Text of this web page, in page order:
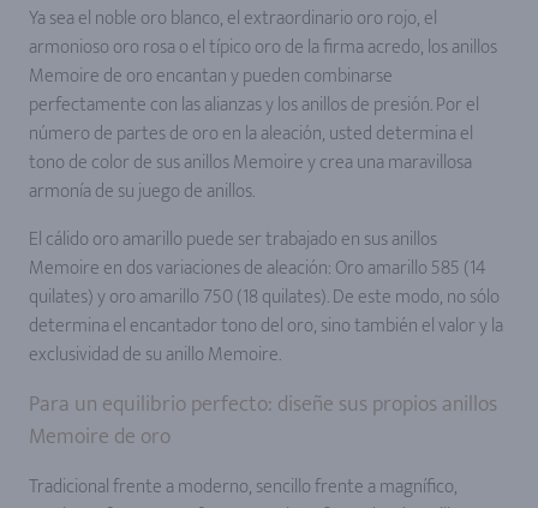
Ya sea el noble oro blanco, el extraordinario oro rojo, el
armonioso oro rosa o el típico oro de la firma acredo, los anillos
Memoire de oro encantan y pueden combinarse
perfectamente con las alianzas y los anillos de presión. Por el
número de partes de oro en la aleación, usted determina el
tono de color de sus anillos Memoire y crea una maravillosa
armonía de su juego de anillos.
El cálido oro amarillo puede ser trabajado en sus anillos
Memoire en dos variaciones de aleación: Oro amarillo 585 (14
quilates) y oro amarillo 750 (18 quilates). De este modo, no sólo
determina el encantador tono del oro, sino también el valor y la
exclusividad de su anillo Memoire.
Para un equilibrio perfecto: diseñe sus propios anillos
Memoire de oro
Tradicional frente a moderno, sencillo frente a magnífico,